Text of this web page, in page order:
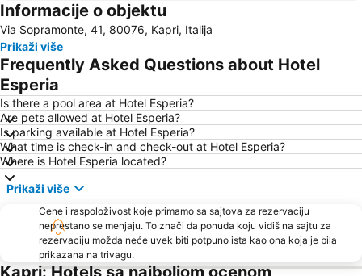
Chiesa di Santa Maria della Verità
Via Toledo
Porto di Ischia
Zona Industriale
Giardini Poseidon
Informacije o objektu
Via Sopramonte, 41, 80076, Kapri, Italija
Prikaži više
Frequently Asked Questions about Hotel
Esperia
Is there a pool area at Hotel Esperia?
Are pets allowed at Hotel Esperia?
Is parking available at Hotel Esperia?
What time is check-in and check-out at Hotel Esperia?
Where is Hotel Esperia located?
Prikaži više
Cene i raspoloživost koje primamo sa sajtova za rezervaciju
neprestano se menjaju. To znači da ponuda koju vidiš na sajtu za
rezervaciju možda neće uvek biti potpuno ista kao ona koja je bila
prikazana na trivagu.
Kapri: Hotels sa najboljom ocenom